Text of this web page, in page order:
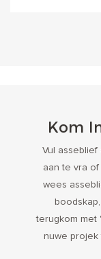
Kom
Vul
aan te vra of
wees
terugkom met
nuwe projek